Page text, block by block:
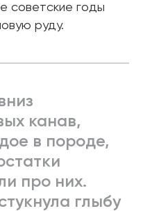
советские годы
руду.
канав,
в породе,
про них.
глыбу